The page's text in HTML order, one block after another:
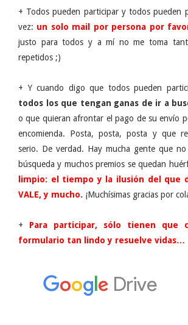
+ Todos pueden participar y todos pueden
vez: un solo mail por persona por
justo para todos y a mí no me toma
repetidos ;)
+ Y cuando digo que todos pueden
todos los que tengan ganas de ir a
o que quieran afrontar el pago de su envío
encomienda. Posta, posta, posta y que
serio. De verdad. Hay mucha gente que
búsqueda y muchos premios se quedan
limpio: el tiempo y la ilusión del que
VALE, y mucho. ¡Muchísimas gracias por
+ Para participar, sólo tienen que
formulario tan lindo y resuelve vidas…